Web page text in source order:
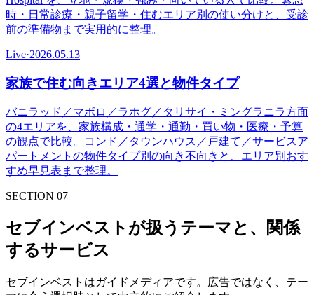
時・日常診療・親子留学・住むエリア別の使い分けと、受診
前の準備物まで実用的に整理。
Live·2026.05.13
家族で住む向きエリア4選と物件タイプ
バニラッド／マボロ／ラホグ／タリサイ・ミングラニラ方面
の4エリアを、家族構成・通学・通勤・買い物・医療・予算
の観点で比較。コンド／タウンハウス／戸建て／サービスア
パートメントの物件タイプ別の向き不向きと、エリア別おす
すめ早見表まで整理。
SECTION 07
セブインベストが扱うテーマと、関係
するサービス
セブインベストはガイドメディアです。広告ではなく、テー